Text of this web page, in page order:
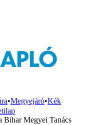
•Megyejáró•Kék
Bihar Megyei Tanács